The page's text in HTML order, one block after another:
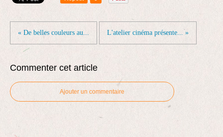
« De belles couleurs au... L'atelier cinéma présente... »
Commenter cet article
Ajouter un commentaire